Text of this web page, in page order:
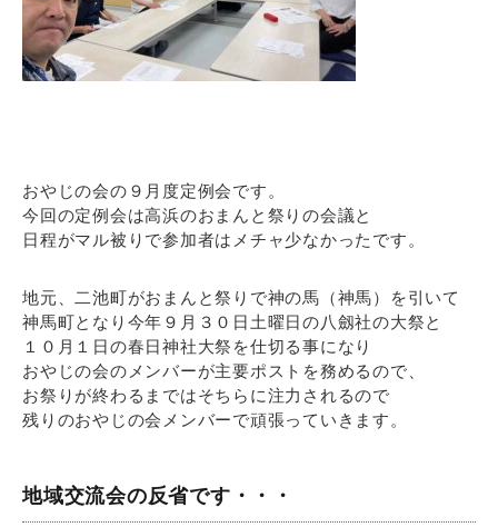
おやじの会の９月度定例会です。
今回の定例会は高浜のおまんと祭りの会議と
日程がマル被りで参加者はメチャ少なかったです。
地元、二池町がおまんと祭りで神の馬（神馬）を引いて
神馬町となり今年９月３０日土曜日の八劔社の大祭と
１０月１日の春日神社大祭を仕切る事になり
おやじの会のメンバーが主要ポストを務めるので、
お祭りが終わるまではそちらに注力されるので
残りのおやじの会メンバーで頑張っていきます。
地域交流会の反省です・・・